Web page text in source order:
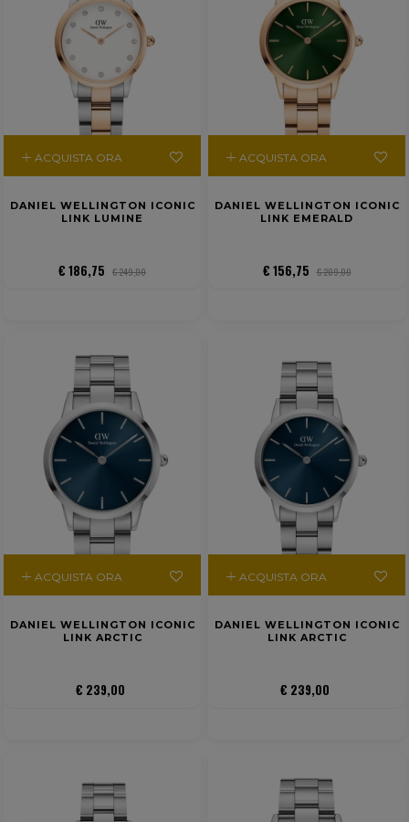
ACQUISTA ORA
DANIEL WELLINGTON ICONIC
LINK LUMINE
€ 186,75 € 249,00
ACQUISTA ORA
DANIEL WELLINGTON ICONIC
LINK EMERALD
€ 156,75 € 209,00
ACQUISTA ORA
DANIEL WELLINGTON ICONIC
LINK ARCTIC
€ 239,00
ACQUISTA ORA
DANIEL WELLINGTON ICONIC
LINK ARCTIC
€ 239,00